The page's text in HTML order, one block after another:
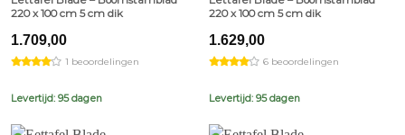
220 x 100 cm 5 cm dik
1.709,00
1 beoordelingen
Levertijd: 95 dagen
220 x 100 cm 5 cm dik
1.629,00
6 beoordelingen
Levertijd: 95 dagen